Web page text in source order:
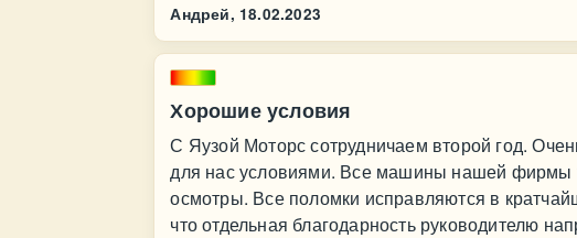
Андрей, 18.02.2023
Хорошие условия
С Яузой Моторс сотрудничаем второй год.
для нас условиями. Все машины нашей фирмы
осмотры. Все поломки исправляются в
что отдельная благодарность руководителю